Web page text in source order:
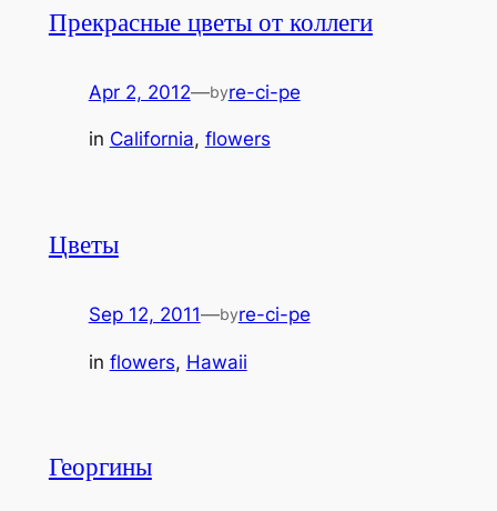
Прекрасные цветы от коллеги
Apr 2, 2012—byre-ci-pe
in California, flowers
Цветы
Sep 12, 2011—byre-ci-pe
in flowers, Hawaii
Георгины